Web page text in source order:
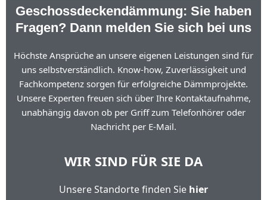
Geschossdeckendämmung: Sie haben
Fragen? Dann melden Sie sich bei uns
Höchste Ansprüche an unsere eigenen Leistungen sind für
uns selbstverständlich. Know-how, Zuverlässigkeit und
Fachkompetenz sorgen für erfolgreiche Dämmprojekte.
Unsere Experten freuen sich über Ihre Kontaktaufnahme,
unabhängig davon ob per Griff zum Telefonhörer oder
Nachricht per E-Mail.
WIR SIND FÜR SIE DA
Unsere Standorte finden Sie hier